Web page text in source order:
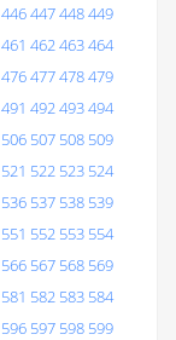
446447448449
461 462463464
476477478479
491 492493494
506 507 508 509
521 522 523 524
536 537 538 539
551 552 553 554
566 567 568 569
581 582 583 584
596 597 598 599